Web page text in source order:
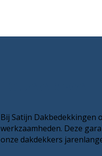
Bij Satijn Dakbedekkingen
werkzaamheden. Deze
onze dakdekkers